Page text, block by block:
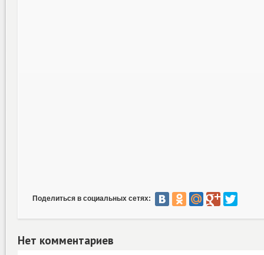
Поделиться в социальных сетях:
Нет комментариев